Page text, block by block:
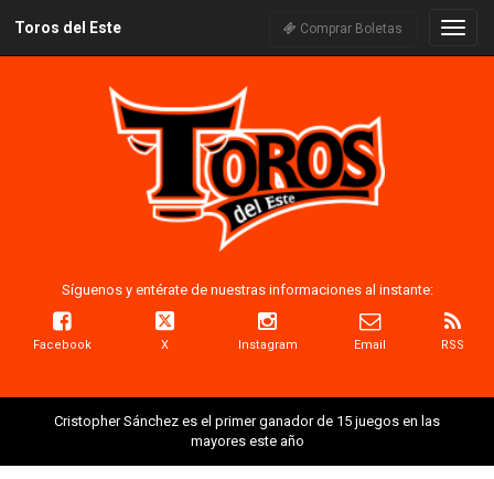
Toros del Este Comprar Boletas
Síguenos y entérate de nuestras informaciones al instante:
Facebook X Instagram Email RSS
Cristopher Sánchez es el primer ganador de 15 juegos en las
mayores este año